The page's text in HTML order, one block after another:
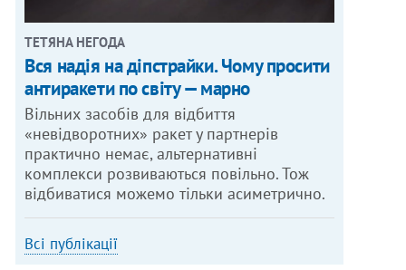
ТЕТЯНА НЕГОДА
Вся надія на діпстрайки. Чому просити
антиракети по світу — марно
Вільних засобів для відбиття
«невідворотних» ракет у партнерів
практично немає, альтернативні
комплекси розвиваються повільно. Тож
відбиватися можемо тільки асиметрично.
Всі публікації